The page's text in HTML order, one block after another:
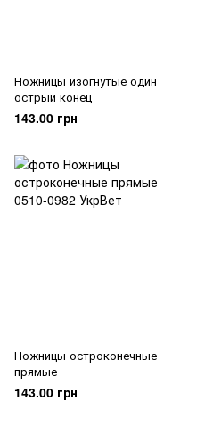
Ножницы изогнутые один
острый конец
143.00 грн
Ножницы остроконечные
прямые
143.00 грн